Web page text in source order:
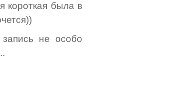
короткая была в
не особо